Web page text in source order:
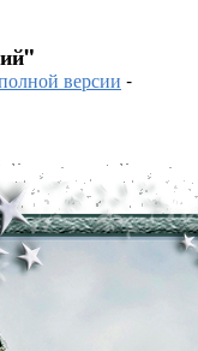
версии -